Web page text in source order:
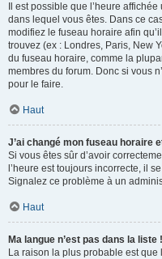
Il est possible que l’heure
dans lequel vous êtes. Dans ce
modifiez le fuseau horaire afin
trouvez (ex : Londres, Paris, New
du fuseau horaire, comme la
membres du forum. Donc si vous
pour le faire.
Haut
J’ai changé mon fuseau horaire
Si vous êtes sûr d’avoir
l’heure est toujours incorrecte, il
Signalez ce problème à un
Haut
Ma langue n’est pas dans la liste !
La raison la plus probable est que